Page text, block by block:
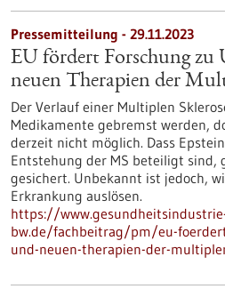
Pressemitteilung - 29.11.2023
EU fördert Forschung zu
neuen Therapien der
Der Verlauf einer Multiplen
Medikamente gebremst werden,
derzeit nicht möglich. Dass
Entstehung der MS beteiligt sind,
gesichert. Unbekannt ist jedoch,
Erkrankung auslösen.
https://
bw.de/fachbeitrag/pm/eu-
und-neuen-therapien-der-